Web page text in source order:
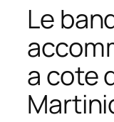
Le
a cote